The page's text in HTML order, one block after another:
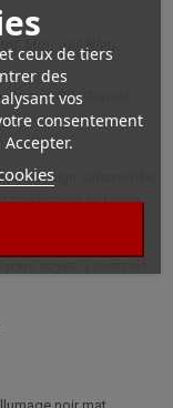
ceux de tiers
des
vos
consentement
Mini Jet Bleu
S.T. Dupont
du design automobile,
revêtement en laque
une touche
jet intense, il est